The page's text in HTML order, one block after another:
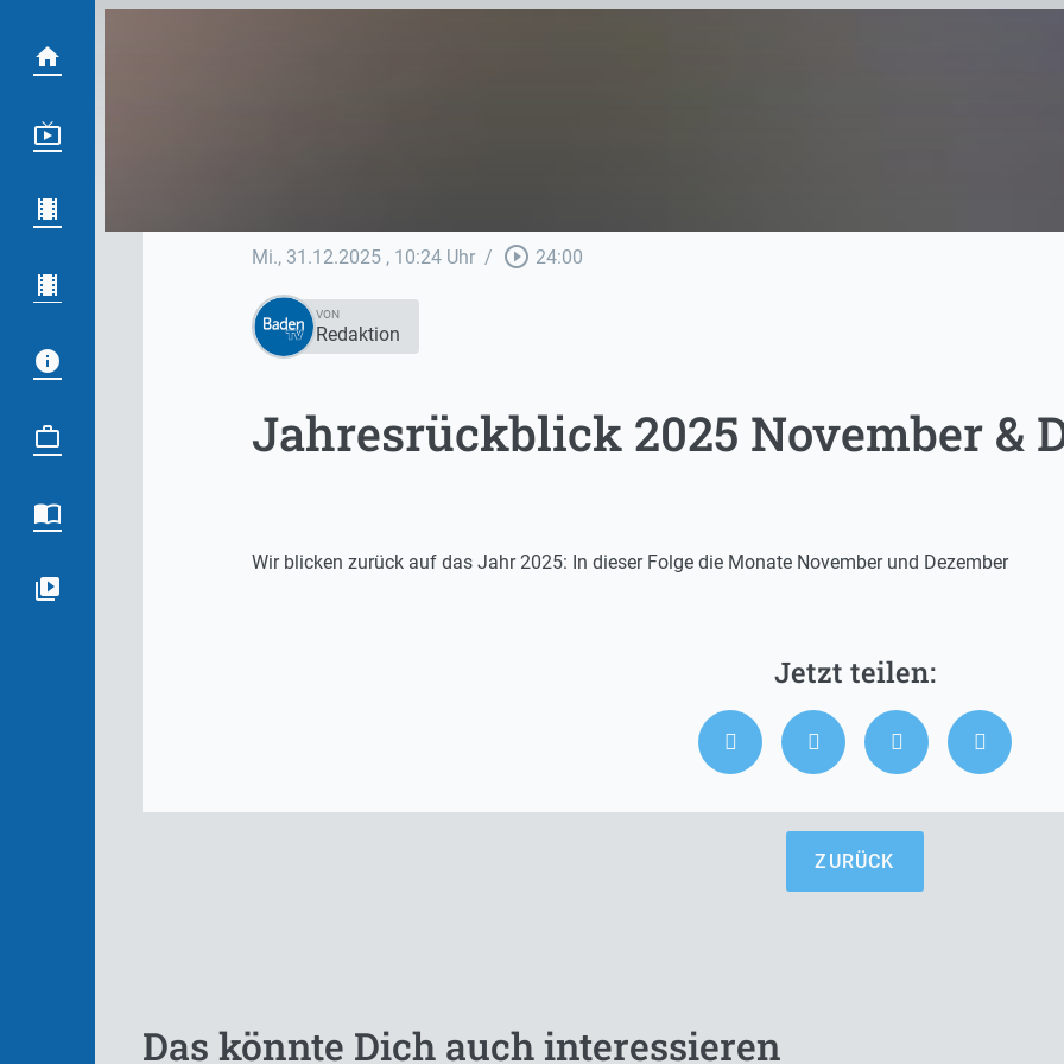
Mi., 31.12.2025 , 10:24 Uhr / play_circle_outline 24:00
VON
Redaktion
Jahresrückblick 2025 November &
Wir blicken zurück auf das Jahr 2025: In dieser Folge die Monate November und Dezember
ZURÜCK
Das könnte Dich auch interessieren